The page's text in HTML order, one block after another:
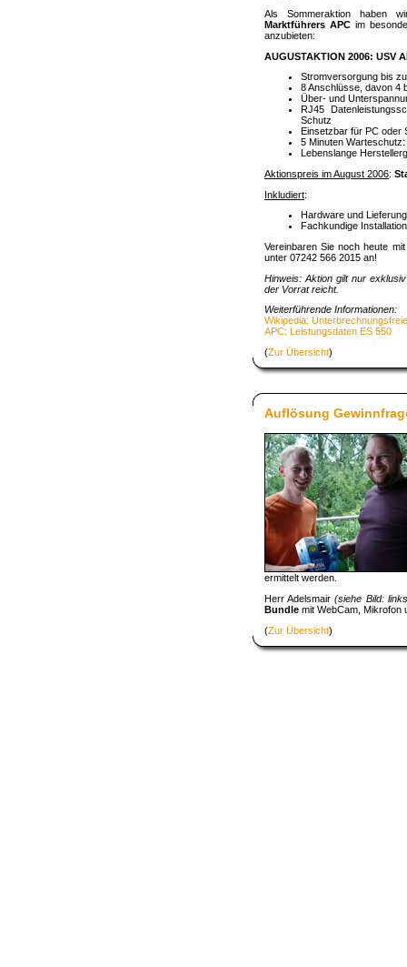
Als Sommeraktion haben
Marktführers APC im
anzubieten:
AUGUSTAKTION 2006: USV
Stromversorgung bis
8 Anschlüsse, davon 4
Über- und
RJ45
Schutz
Einsetzbar für PC oder
5 Minuten
Lebenslange
Aktionspreis im August 2006:
Inkludiert:
Hardware und
Fachkundige
Vereinbaren Sie noch heute
unter 07242 566 2015 an!
Hinweis: Aktion gilt nur
der Vorrat reicht.
Weiterführende Informationen:
Wikipedia:
APC: Leistungsdaten ES 550
(Zur Übersicht)
Auflösung
ermittelt werden.
Herr Adelsmair(siehe Bild: links
Bundle mit WebCam, Mikrofon
(Zur Übersicht)